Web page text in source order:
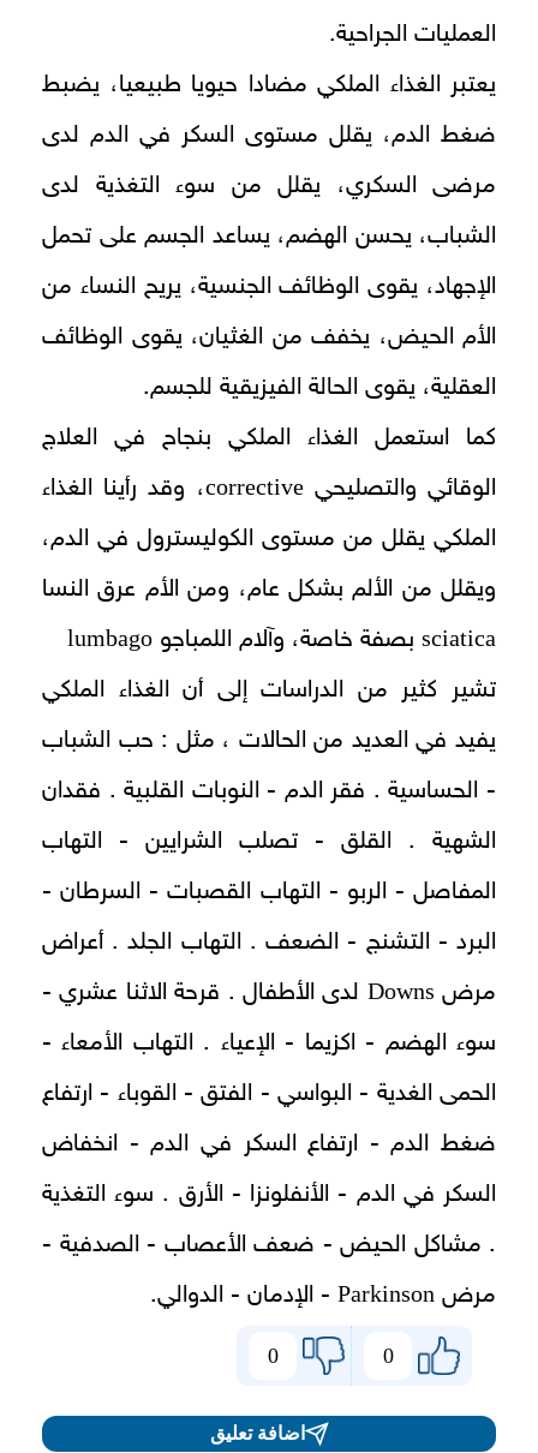
العمليات الجراحية.
يعتبر الغذاء الملكي مضادا حيويا طبيعيا، يضبط
ضغط الدم، يقلل مستوى السكر في الدم لدى
مرضى السكري، يقلل من سوء التغذية لدى
الشباب، يحسن الهضم، يساعد الجسم على تحمل
الإجهاد، يقوى الوظائف الجنسية، يريح النساء من
الأم الحيض، يخفف من الغثيان، يقوى الوظائف
العقلية، يقوى الحالة الفيزيقية للجسم.
كما استعمل الغذاء الملكي بنجاح في العلاج
الوقائي والتصليحيcorrective، وقد رأينا الغذاء
الملكي يقلل من مستوى الكوليسترول في الدم،
ويقلل من الألم بشكل عام، ومن الأم عرق النسا
sciatica بصفة خاصة، وآلام اللمباجو lumbago
تشير كثير من الدراسات إلى أن الغذاء الملكي
يفيد في العديد من الحالات ، مثل : حب الشباب
- الحساسية . فقر الدم - النوبات القلبية . فقدان
الشهية . القلق - تصلب الشرايين - التهاب
المفاصل - الربو - التهاب القصبات - السرطان -
البرد - التشنج - الضعف . التهاب الجلد . أعراض
مرض Downs لدى الأطفال . قرحة الاثنا عشري -
سوء الهضم - اكزيما - الإعياء . التهاب الأمعاء -
الحمى الغدية - البواسي - الفتق - القوباء - ارتفاع
ضغط الدم - ارتفاع السكر في الدم - انخفاض
السكر في الدم - الأنفلونزا - الأرق . سوء التغذية
. مشاكل الحيض - ضعف الأعصاب - الصدفية -
مرض Parkinson - الإدمان - الدوالي.
0
0
اضافة تعليق